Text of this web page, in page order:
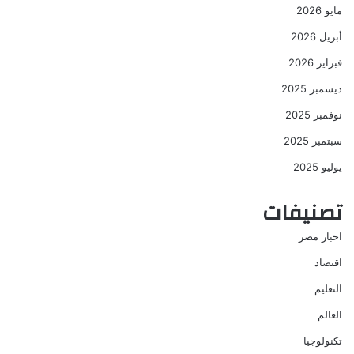
مايو 2026
أبريل 2026
فبراير 2026
ديسمبر 2025
نوفمبر 2025
سبتمبر 2025
يوليو 2025
تصنيفات
اخبار مصر
اقتصاد
التعليم
العالم
تكنولوجيا